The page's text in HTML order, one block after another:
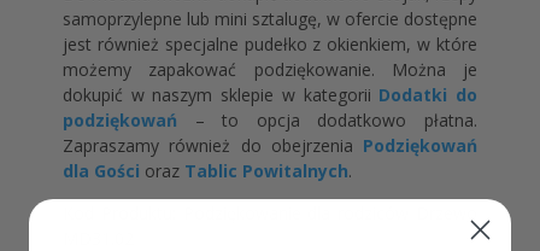
samoprzylepne lub mini sztalugę, w ofercie dostępne
jest również specjalne pudełko z okienkiem, w które
możemy zapakować podziękowanie. Można je
dokupić w naszym sklepie w kategorii Dodatki do
podziękowań – to opcja dodatkowo płatna.
Zapraszamy również do obejrzenia Podziękowań
dla Gości oraz Tablic Powitalnych.